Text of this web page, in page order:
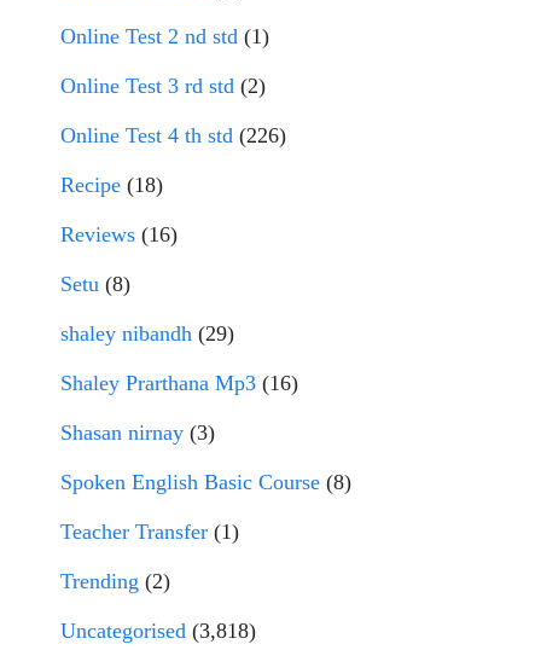
Online Test 2 nd std (1)
Online Test 3 rd std (2)
Online Test 4 th std (226)
Recipe (18)
Reviews (16)
Setu (8)
shaley nibandh (29)
Shaley Prarthana Mp3 (16)
Shasan nirnay (3)
Spoken English Basic Course (8)
Teacher Transfer (1)
Trending (2)
Uncategorised (3,818)